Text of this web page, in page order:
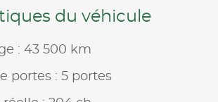
du véhicule
: 43 500 km
portes : 5 portes